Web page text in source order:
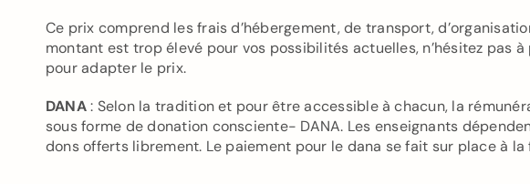
Ce prix comprend les frais d’hébergement, de transport,
montant est trop élevé pour vos possibilités actuelles, n’hésitez pas
pour adapter le prix.
DANA: Selon la tradition et pour être accessible à chacun, la
sous forme de donation consciente- DANA. Les enseignants
dons offerts librement. Le paiement pour le dana se fait sur place à